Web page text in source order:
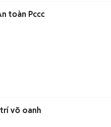
toàn Pccc
gia trí võ oanh